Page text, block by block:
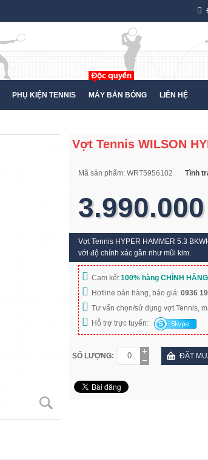
PHỤ KIỆN TENNIS MÁY BẮN BÓNG LIÊN HỆ
Vợt Tennis WILSON
Mã sản phẩm: WRT5956102 Tình
Vợt Tennis HYPER HAMMER 5.3
với độ chính xác gần như mũi kim.
Cam kết100% hàng CHÍNH HÃNG
Hotline bán hàng, báo giá: 0936
Tư vấn chọn/sử dụng vợt Tennis,
Hỗ trợ trực tuyến:
SỐ LƯỢNG: ĐẶT